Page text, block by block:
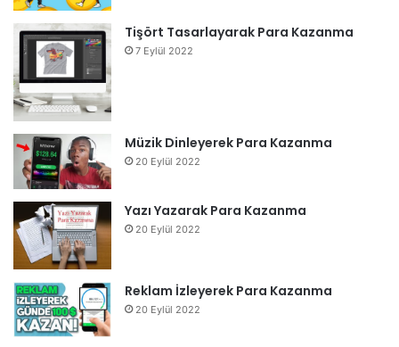
Tişört Tasarlayarak Para Kazanma
7 Eylül 2022
Müzik Dinleyerek Para Kazanma
20 Eylül 2022
Yazı Yazarak Para Kazanma
20 Eylül 2022
Reklam İzleyerek Para Kazanma
20 Eylül 2022